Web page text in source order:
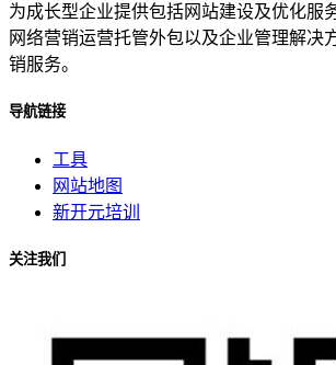
为成长型企业提供包括网站建设及优化服
网络营销运营托管外包以及企业管理解决
销服务。
导航链接
工具
网站地图
新开元培训
关注我们